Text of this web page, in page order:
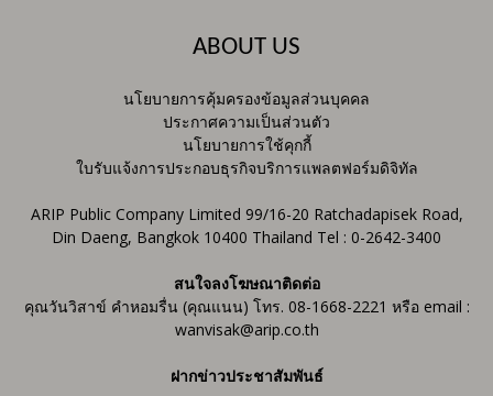
ABOUT US
นโยบายการคุ้มครองข้อมูลส่วนบุคคล
ประกาศความเป็นส่วนตัว
นโยบายการใช้คุกกี้
ใบรับแจ้งการประกอบธุรกิจบริการแพลตฟอร์มดิจิทัล
ARIP Public Company Limited 99/16-20 Ratchadapisek Road,
Din Daeng, Bangkok 10400 Thailand Tel : 0-2642-3400
สนใจลงโฆษณาติดต่อ
คุณวันวิสาข์ คำหอมรื่น (คุณแนน) โทร. 08-1668-2221 หรือ email :
wanvisak@arip.co.th
ฝากข่าวประชาสัมพันธ์